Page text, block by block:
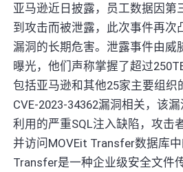
亚马逊近日披露，员工数据因第
到攻击而被泄露，此次事件再次
漏洞的长期危害。泄露事件由威
曝光，他们声称掌握了超过
包括亚马逊和其他25家主要组织
CVE-2023-34362漏洞相关，该
利用的严重SQL注入缺陷，攻击
并访问MOVEit Transfer数据库
Transfer是一种企业级安全文件